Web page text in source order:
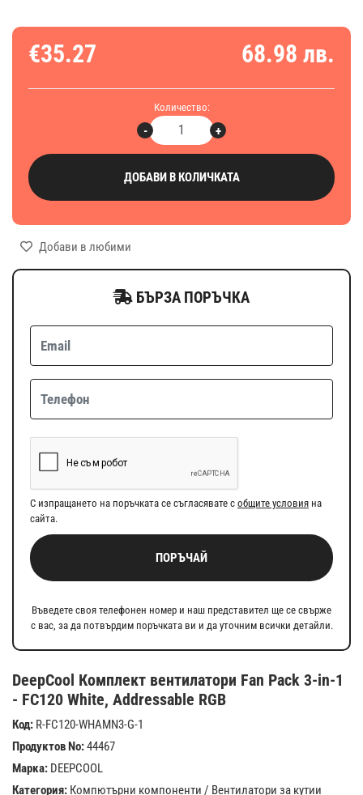
DeepCool Комплект вентилатори Fan Pack 3-in-1
- FC120 White, Addressable RGB
Код: R-FC120-WHAMN3-G-1
Продуктов No:44467
Марка: DEEPCOOL
Категория: Компютърни компоненти / Вентилатори за кутии
€35.27 68.98 лв.
Количество:
+
-
ДОБАВИ В КОЛИЧКАТА
Добави в любими
БЪРЗА ПОРЪЧКА
С изпращането на поръчката се съгласявате с общите условия на
сайта.
ПОРЪЧАЙ
Въведете своя телефонен номер и наш представител ще се свърже
с вас, за да потвърдим поръчката ви и да уточним всички детайли.